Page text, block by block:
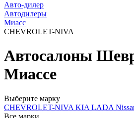
Авто-дилер
Автодилеры
Миасс
CHEVROLET-NIVA
Автосалоны
Миассе
Выберите марку
CHEVROLET-NIVA KIA LADA
Все марки